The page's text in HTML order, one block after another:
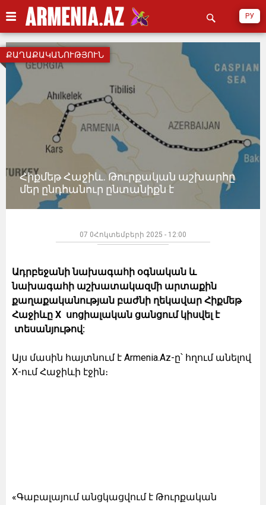
РУ
Հիքմեթ Հաջիև. Թուրքական աշխարհը
մեր ընդհանուր ընտանիքն է
ՔԱՂԱՔԱԿԱՆՈՒԹՅՈՒՆ
07 0Հոկտեմբերի 2025 - 12:00
Ադրբեջանի նախագահի օգնական և
նախագահի աշխատակազմի արտաքին
քաղաքականության բաժնի ղեկավար Հիքմեթ
Հաջիևը Х սոցիալական ցանցում կիսվել է
տեսանյութով:
Այս մասին հայտնում է Armenia.Az-ը՝ հղում անելով
Х-ում Հաջիևի էջին։
«Գաբալայում անցկացվում է Թուրքական